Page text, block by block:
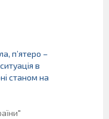
п’ятеро –
в
станом на